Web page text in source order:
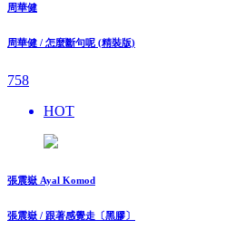
周華健
周華健 / 怎麼斷句呢 (精裝版)
758
HOT
張震嶽 Ayal Komod
張震嶽 / 跟著感覺走〔黑膠〕